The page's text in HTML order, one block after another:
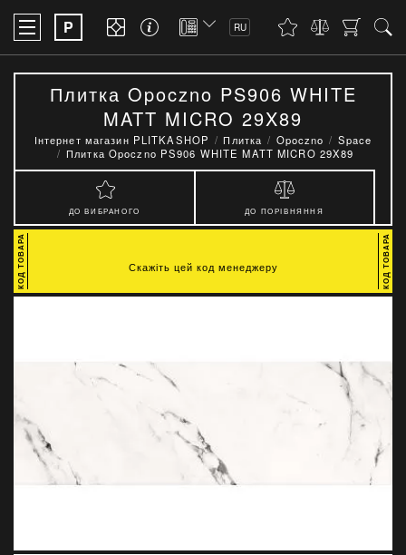
P RU
Плитка Opoczno PS906 WHITE
MATT MICRO 29X89
Інтернет магазин PLITKASHOP Плитка Opoczno
Space
Плитка Opoczno PS906 WHITE MATT MICRO 29X89
ДО ВИБРАНОГО ДО ПОРІВНЯННЯ
Скажіть цей код менеджеру